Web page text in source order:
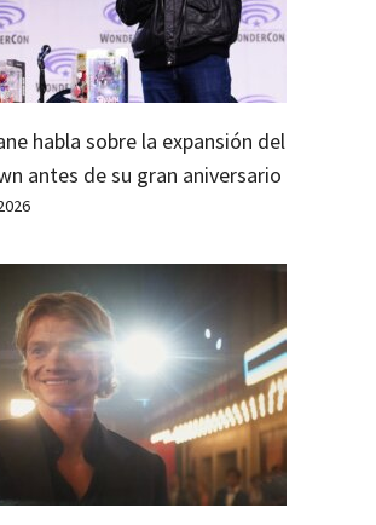
habla sobre la expansión del
antes de su gran aniversario